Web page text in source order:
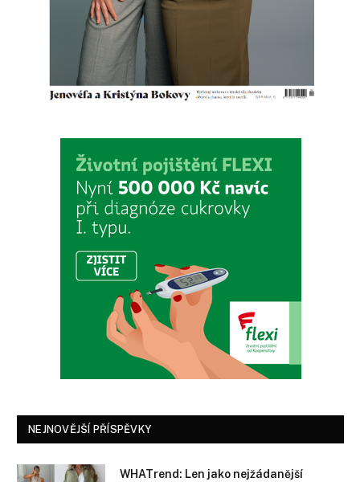
NEJNOVĚJŠÍ PŘÍSPĚVKY
WHATrend: Len jako nejžádanější